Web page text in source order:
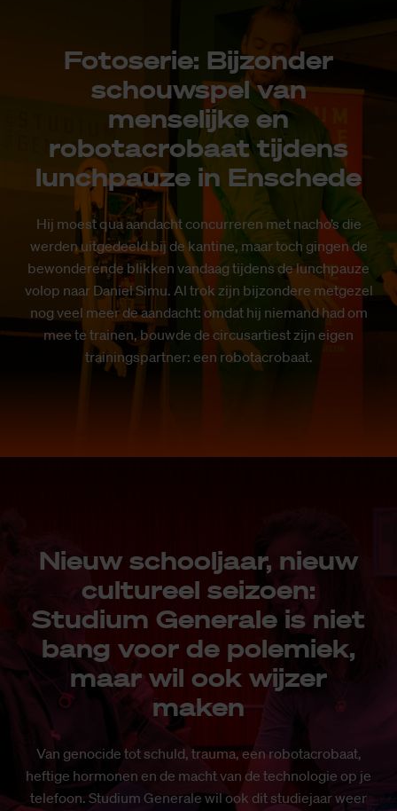
Fotoserie: Bijzonder
schouwspel van
menselijke en
robotacrobaat tijdens
lunchpauze in Enschede
Hij moest qua aandacht concurreren met nacho’s die
werden uitgedeeld bij de kantine, maar toch gingen de
bewonderende blikken vandaag tijdens de lunchpauze
volop naar Daniel Simu. Al trok zijn bijzondere metgezel
nog veel meer de aandacht: omdat hij niemand had om
mee te trainen, bouwde de circusartiest zijn eigen
trainingspartner: een robotacrobaat.
Nieuw schooljaar, nieuw
cultureel seizoen:
Studium Generale is niet
bang voor de polemiek,
maar wil ook wijzer
maken
Van genocide tot schuld, trauma, een robotacrobaat,
heftige hormonen en de macht van de technologie op je
telefoon. Studium Generale wil ook dit studiejaar weer